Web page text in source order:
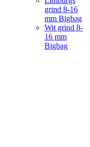
grind 8-16
mm Bigbag
Wit grind 8-
16 mm
Bigbag